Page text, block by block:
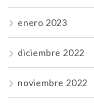
enero 2023
diciembre 2022
noviembre 2022